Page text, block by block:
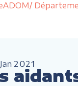
Jan 2021